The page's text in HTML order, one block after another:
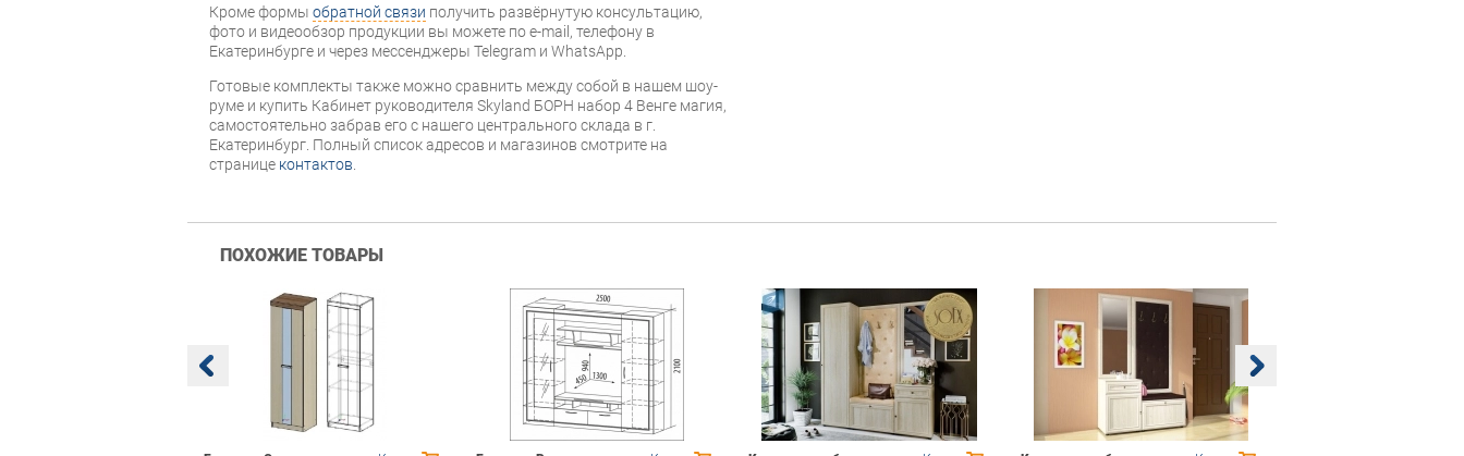
Кроме формы обратной связи получить развёрнутую консультацию,
фото и видеообзор продукции вы можете по e-mail, телефону в
Екатеринбурге и через мессенджеры Telegram и WhatsApp.
Готовые комплекты также можно сравнить между собой в нашем шоу-
руме и купить Кабинет руководителя Skyland БОРН набор 4 Венге магия,
самостоятельно забрав его с нашего центрального склада в г.
Екатеринбург. Полный список адресов и магазинов смотрите на
странице контактов.
ПОХОЖИЕ ТОВАРЫ